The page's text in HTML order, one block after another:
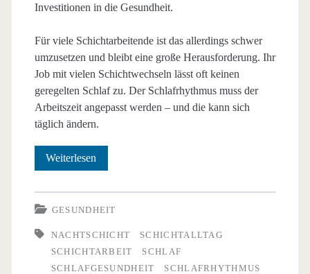
Investitionen in die Gesundheit.
Für viele Schichtarbeitende ist das allerdings schwer
umzusetzen und bleibt eine große Herausforderung. Ihr
Job mit vielen Schichtwechseln lässt oft keinen
geregelten Schlaf zu. Der Schlafrhythmus muss der
Arbeitszeit angepasst werden – und die kann sich
täglich ändern.
Weiterlesen
in
Ehren
kann
GESUNDHEIT
NACHTSCHICHT
SCHICHTALLTAG
SCHICHTARBEIT
SCHLAF
SCHLAFGESUNDHEIT
SCHLAFRHYTHMUS